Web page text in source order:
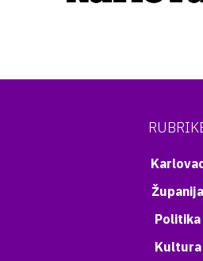
Županija
Politika
Kultura